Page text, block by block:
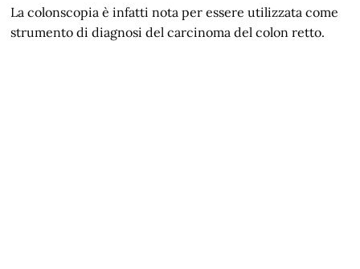
La colonscopia è infatti nota per essere utilizzata come
strumento di diagnosi del carcinoma del colon retto.